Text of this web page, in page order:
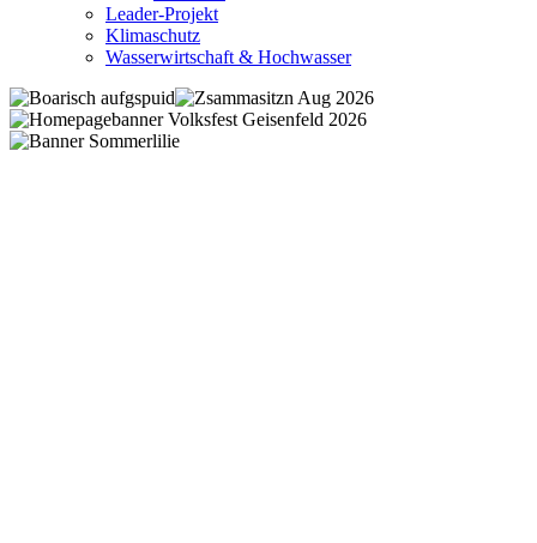
Leader-Projekt
Klimaschutz
Wasserwirtschaft & Hochwasser